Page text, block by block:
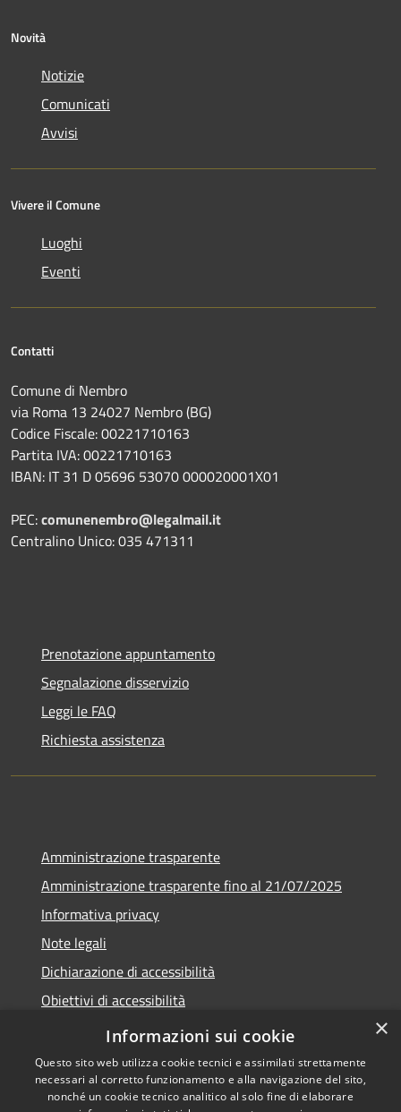
Novità
Notizie
Comunicati
Avvisi
Vivere il Comune
Luoghi
Eventi
Contatti
Comune di Nembro
via Roma 13 24027 Nembro (BG)
Codice Fiscale: 00221710163
Partita IVA: 00221710163
IBAN: IT 31 D 05696 53070 000020001X01
PEC:comunenembro@legalmail.it
Centralino Unico: 035 471311
Prenotazione appuntamento
Segnalazione disservizio
Leggi le FAQ
Richiesta assistenza
Amministrazione trasparente
Amministrazione trasparente fino al 21/07/2025
Informativa privacy
Note legali
Dichiarazione di accessibilità
Obiettivi di accessibilità
Piano di miglioramento
×
Informazioni sui cookie
Questo sito web utilizza cookie tecnici e assimilati strettamente
necessari al corretto funzionamento e alla navigazione del sito,
nonché un cookie tecnico analitico al solo fine di elaborare